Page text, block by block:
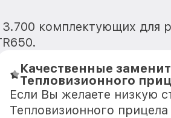
комплектующих для
Качественные
Тепловизионного
Если Вы желаете низкую
Тепловизионного